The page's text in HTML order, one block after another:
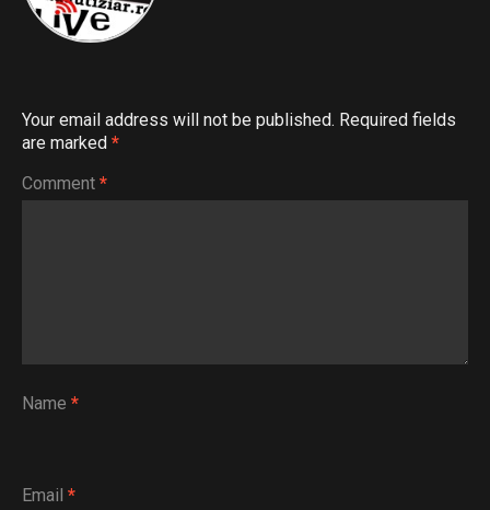
Your email address will not be published. Required fields
are marked *
Comment *
Name *
Email *